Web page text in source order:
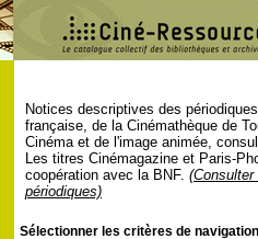
Notices descriptives des
française, de la Cinémathèque de
Cinéma et de l'image animée,
Les titres Cinémagazine et Paris-
coopération avec la BNF.
périodiques)
Sélectionner les critères de